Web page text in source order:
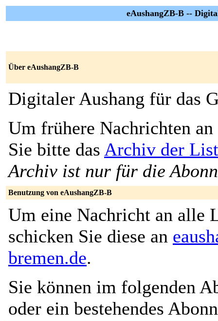
eAushangZB-B --
Über eAushangZB-B
Digitaler Aushang für das
Um frühere Nachrichten an
Sie bitte das Archiv der
Archiv ist nur für die
Benutzung von eAushangZB-B
Um eine Nachricht an alle
schicken Sie diese an
bremen.de.
Sie können im folgenden
oder ein bestehendes